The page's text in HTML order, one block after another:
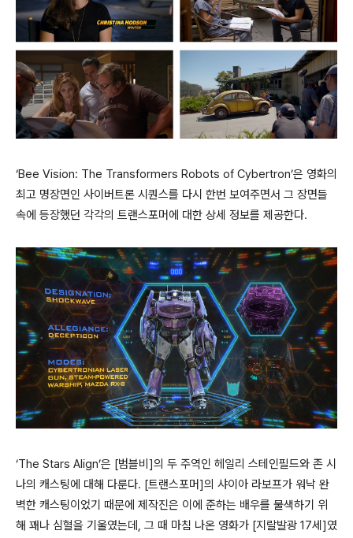
‘Bee Vision: The Transformers Robots of Cybertron’은 영화의
최고 명장면인 사이버트론 시퀀스를 다시 한번 보여주면서 그 장면들
속에 등장했던 각각의 트랜스포머에 대한 상세 정보를 제공한다.
‘The Stars Align’은 [범블비]의 두 주역인 헤일리 스테인필드와 존 시
나의 캐스팅에 대해 다룬다. [트랜스포머]의 샤이아 라보프가 워낙 완
벽한 캐스팅이었기 때문에 제작진은 이에 준하는 배우를 물색하기 위
해 꽤나 심혈을 기울였는데, 그 때 마침 나온 영화가 [지랄발광 17세]였